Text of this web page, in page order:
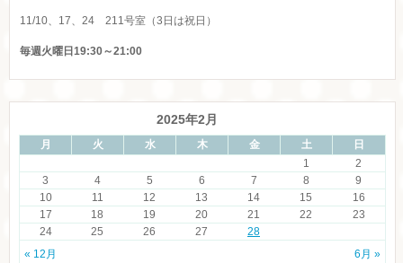
11/10、17、24 211号室（3日は祝日）
毎週火曜日19:30～21:00
2025年2月
月 火 水 木 金 土 日
« 12月 6月 »
1
2
3
4 5 6 7 8
9
10
11 12 13 14 15
16
17
18 19 20 21 22
23
24
25 26 27 28